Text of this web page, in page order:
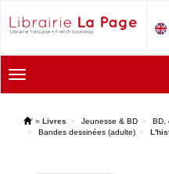
Toggle
navigation
' » Livres Jeunesse & BD
BD,
Bandes dessinées (adulte)